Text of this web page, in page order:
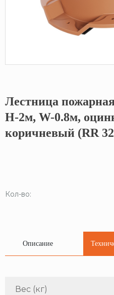
Кликните, чтобы скопировать
Лестница
Н-2м, W-0.8м,
коричневый (RR
Кол-во:
Описание
Вес (кг)